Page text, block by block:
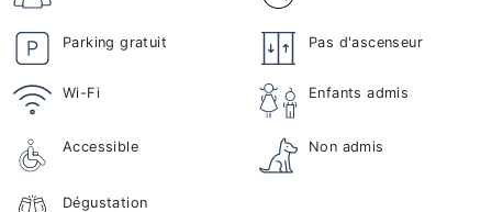
Parking gratuit Pas d'ascenseur
Wi-Fi Enfants admis
Accessible Non admis
Dégustation